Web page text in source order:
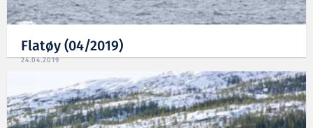
Flatøy (04/2019)
24.04.2019